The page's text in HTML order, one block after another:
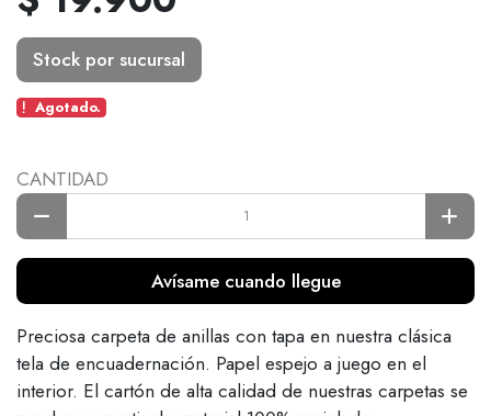
Stock por sucursal
Agotado.
CANTIDAD
Avísame cuando llegue
Preciosa carpeta de anillas con tapa en nuestra clásica
tela de encuadernación. Papel espejo a juego en el
interior. El cartón de alta calidad de nuestras carpetas se